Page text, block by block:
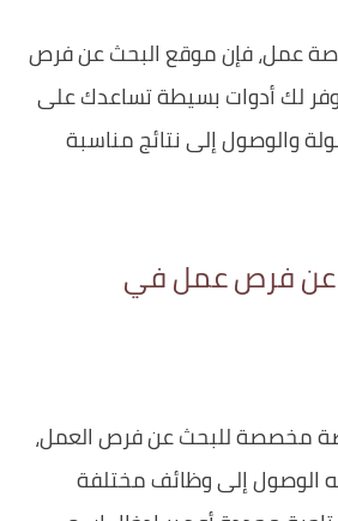
عمل، فإن موقع البحث عن فرص
لك أدوات بسيطة تساعدك على
والوصول إلى نتائج مناسبة
عن فرص عمل في
مخصصة للبحث عن فرص العمل،
الوصول إلى وظائف مختلفة